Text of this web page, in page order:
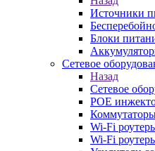
Источники
Блоки
Сетевое
Назад
Сетевое
POE
Wi-Fi
Wi-Fi